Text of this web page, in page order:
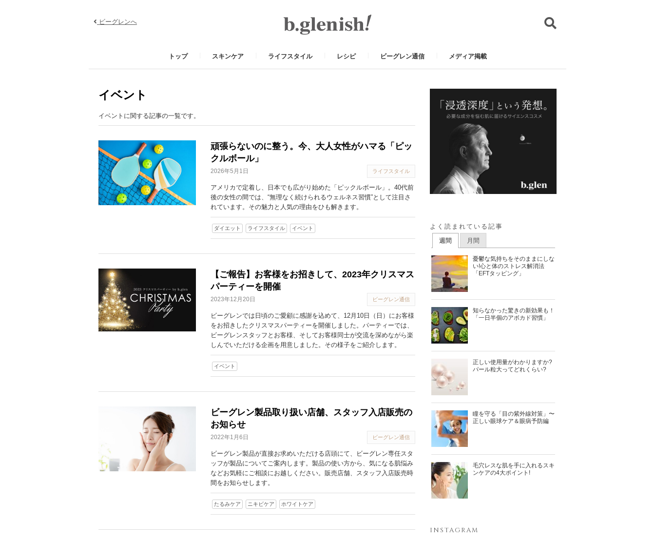
ビーグレンへ
トップ スキンケア ライフスタイル レシピ ビーグレン通信 メディア掲載
イベント
イベントに関する記事の一覧です。
頑張らないのに整う。今、大人女性がハマる「ピッ
クルボール」
2026年5月1日 ライフスタイル
アメリカで定着し、日本でも広がり始めた「ピックルボール」。40代前
後の女性の間では、“無理なく続けられるウェルネス習慣”として注目さ
れています。その魅力と人気の理由をひも解きます。
ダイエット ライフスタイル イベント
【ご報告】お客様をお招きして、2023年クリスマス
パーティーを開催
2023年12月20日 ビーグレン通信
ビーグレンでは日頃のご愛顧に感謝を込めて、12月10日（日）にお客様
をお招きしたクリスマスパーティーを開催しました。パーティーでは、
ビーグレンスタッフとお客様、そしてお客様同士が交流を深めながら楽
しんでいただける企画を用意しました。その様子をご紹介します。
イベント
ビーグレン製品取り扱い店舗、スタッフ入店販売の
お知らせ
2022年1月6日 ビーグレン通信
ビーグレン製品が直接お求めいただける店頭にて、ビーグレン専任スタ
ッフが製品についてご案内します。製品の使い方から、気になる肌悩み
などお気軽にご相談にお越しください。販売店舗、スタッフ入店販売時
間をお知らせします。
たるみケア ニキビケア ホワイトケア
よく読まれている記事
週間 月間
憂鬱な気持ちをそのままにしな
い!心と体のストレス解消法
「EFTタッピング」
知らなかった驚きの新効果も！
「一日半個のアボカド習慣」
正しい使用量がわかりますか?
パール粒大ってどれくらい?
瞳を守る「目の紫外線対策」〜
正しい眼球ケア＆眼病予防編
毛穴レスな肌を手に入れるスキ
ンケアの4大ポイント!
INSTAGRAM